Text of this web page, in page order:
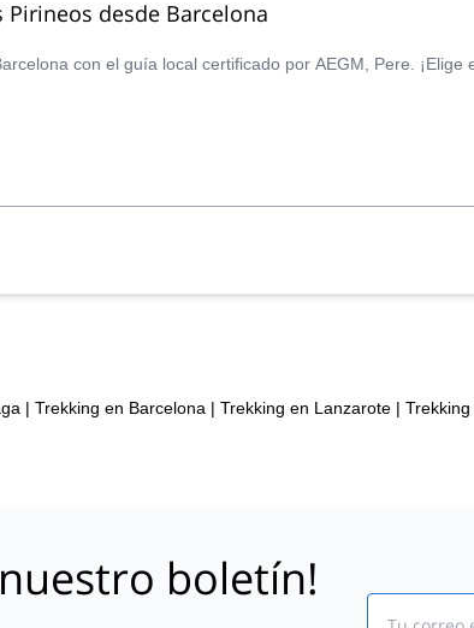
desde Barcelona
con el guía local certificado por AEGM, Pere.
| Trekking en Barcelona | Trekking en Lanzarote |
boletín!